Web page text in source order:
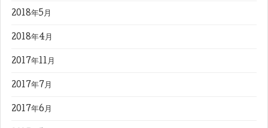
2018年5月
2018年4月
2017年11月
2017年7月
2017年6月